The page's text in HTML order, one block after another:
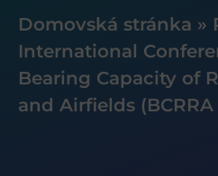
Domovská stránka »
International
Bearing Capacity of
and Airfields (BCRRA